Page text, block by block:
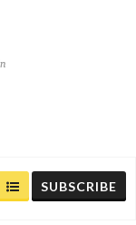
SUBSCRIBE